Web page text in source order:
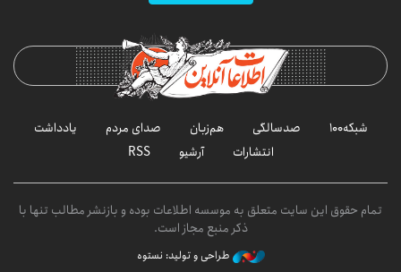
شبکه۱۰۰ صدسالگی هم‌زبان صدای مردم
یادداشت
انتشارات
آرشیو RSS
تمام حقوق این سایت متعلق به موسسه اطلاعات بوده و بازنشر مطالب تنها با
ذکر منبع مجاز است.
طراحی و تولید: نستوه